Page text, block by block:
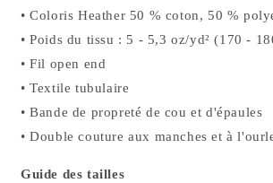
• Coloris Heather 50 % coton, 50 %
• Poids du tissu : 5 - 5,3 oz/yd² (170 -
• Fil open end
• Textile tubulaire
• Bande de propreté de cou et d'épaules
• Double couture aux manches et à
Guide des tailles